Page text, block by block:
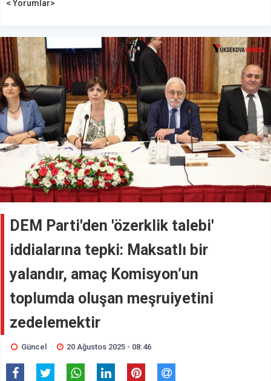
< Yorumlar>
DEM Parti'den 'özerklik talebi'
iddialarına tepki: Maksatlı bir
yalandır, amaç Komisyon’un
toplumda oluşan meşruiyetini
zedelemektir
Güncel 20 Ağustos 2025 - 08:46